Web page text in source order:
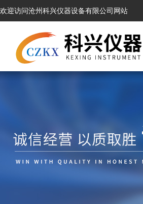
欢迎访问沧州科兴仪器设备有限公司网站